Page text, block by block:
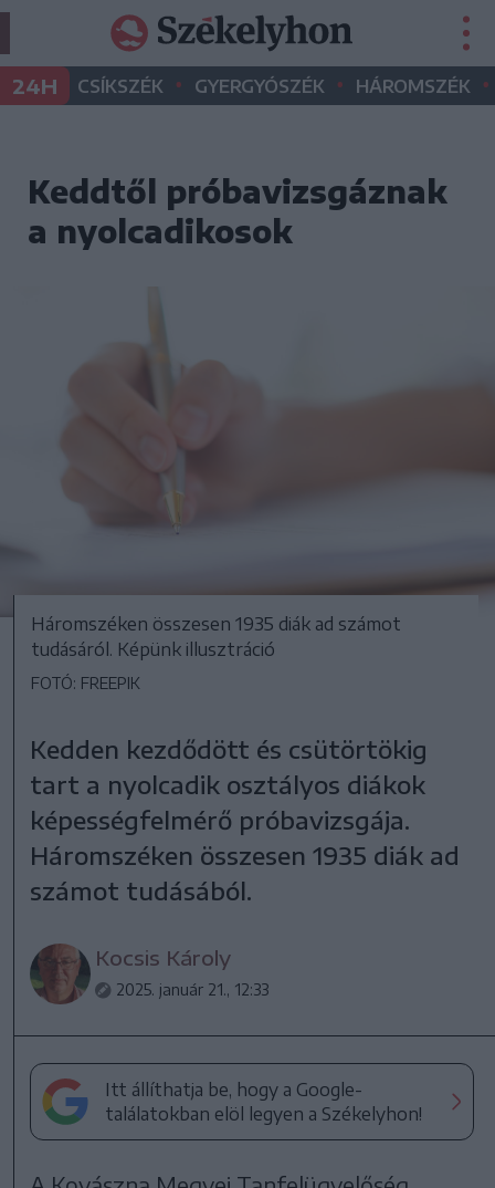
24H CSÍKSZÉK • GYERGYÓSZÉK • HÁROMSZÉK •
Keddtől próbavizsgáznak
a nyolcadikosok
Háromszéken összesen 1935 diák ad számot
tudásáról. Képünk illusztráció
FOTÓ: FREEPIK
Kedden kezdődött és csütörtökig
tart a nyolcadik osztályos diákok
képességfelmérő próbavizsgája.
Háromszéken összesen 1935 diák ad
számot tudásából.
Kocsis Károly
2025. január 21., 12:33
Itt állíthatja be, hogy a Google-
találatokban elöl legyen a Székelyhon!